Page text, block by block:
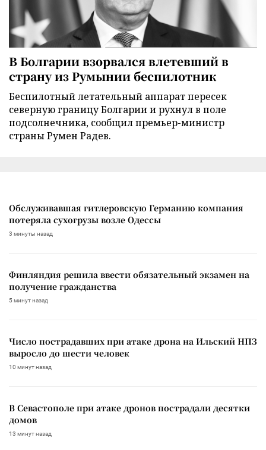
В Болгарии взорвался влетевший в
страну из Румынии беспилотник
Беспилотный летательный аппарат пересек
северную границу Болгарии и рухнул в поле
подсолнечника, сообщил премьер-министр
страны Румен Радев.
Обслуживавшая гитлеровскую Германию компания
потеряла сухогрузы возле Одессы
3 минуты назад
Финляндия решила ввести обязательный экзамен на
получение гражданства
5 минут назад
Число пострадавших при атаке дрона на Ильский НПЗ
выросло до шести человек
10 минут назад
В Севастополе при атаке дронов пострадали десятки
домов
13 минут назад